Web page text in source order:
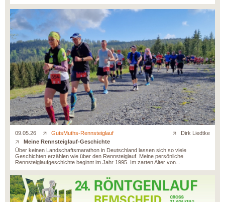
09.05.26 GutsMuths-Rennsteiglauf
Dirk Liedtke
Meine Rennsteiglauf-Geschichte
Über keinen Landschaftsmarathon in Deutschland lassen sich so viele
Geschichten erzählen wie über den Rennsteiglauf. Meine persönliche
Rennsteiglaufgeschichte beginnt im Jahr 1995. Im zarten Alter von...